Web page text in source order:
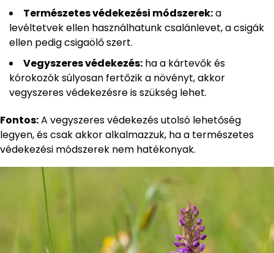
Természetes védekezési módszerek:a
levéltetvek ellen használhatunk csalánlevet, a csigák
ellen pedig csigaölő szert.
Vegyszeres védekezés: ha a kártevők és
kórokozók súlyosan fertőzik a növényt, akkor
vegyszeres védekezésre is szükség lehet.
Fontos:A vegyszeres védekezés utolsó lehetőség
legyen, és csak akkor alkalmazzuk, ha a természetes
védekezési módszerek nem hatékonyak.